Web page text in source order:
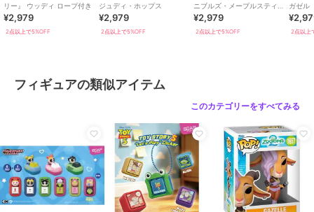
リー』 ウッディ ロープ付き
¥2,979
2点以上で5%OFF
ジュディ・ホップス
¥2,979
2点以上で5%OFF
ニブルズ・メープルスティッ
ク
¥2,979
2点以上で5%OFF
ガゼル
2点以上
フィギュアの類似アイテム
このカテゴリーをすべてみる